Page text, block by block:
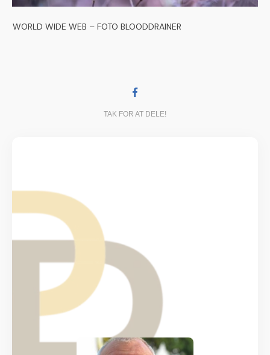
WORLD WIDE WEB – FOTO BLOODDRAINER
TAK FOR AT DELE!